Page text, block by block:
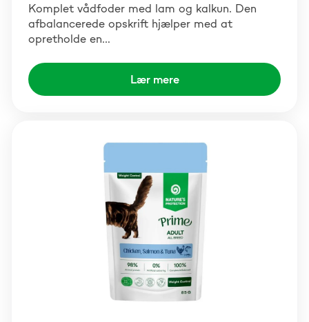
Komplet vådfoder med lam og kalkun. Den
afbalancerede opskrift hjælper med at
opretholde en…
Lær mere